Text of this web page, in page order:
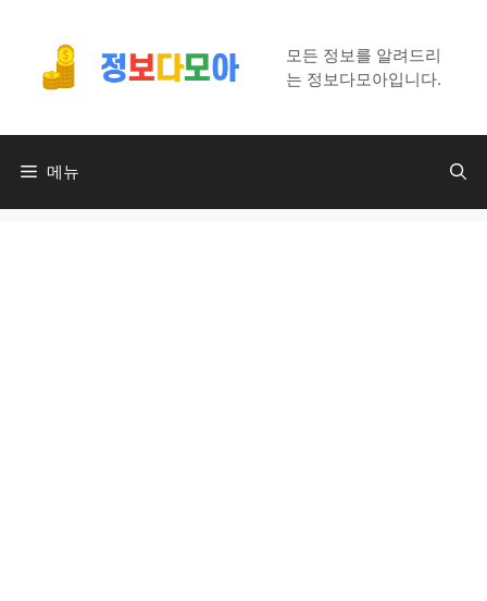
모든 정보를 알려드리
는 정보다모아입니다.
메뉴